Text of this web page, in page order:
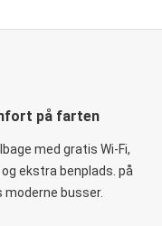
på farten
med gratis Wi-Fi,
ekstra benplads. på
moderne busser.